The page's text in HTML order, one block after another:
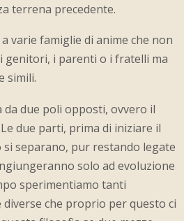
terrena precedente.
varie famiglie di anime che non
genitori, i parenti o i fratelli ma
simili.
da due poli opposti, ovvero il
due parti, prima di iniziare il
separano, pur restando legate
solo ad evoluzione
sperimentiamo tanti
che proprio per questo ci